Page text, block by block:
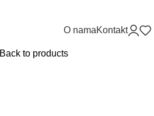
O namaKontakt
Back to products